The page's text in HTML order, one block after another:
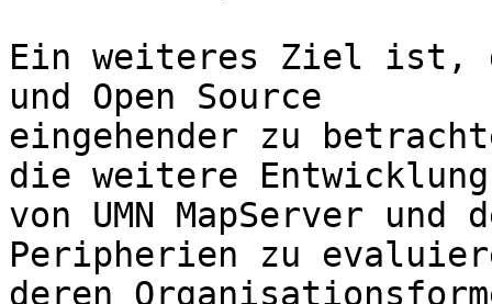
Ein weiteres Ziel ist,
und Open Source
eingehender zu
die weitere Entwicklung
von UMN MapServer und
Peripherien zu
deren